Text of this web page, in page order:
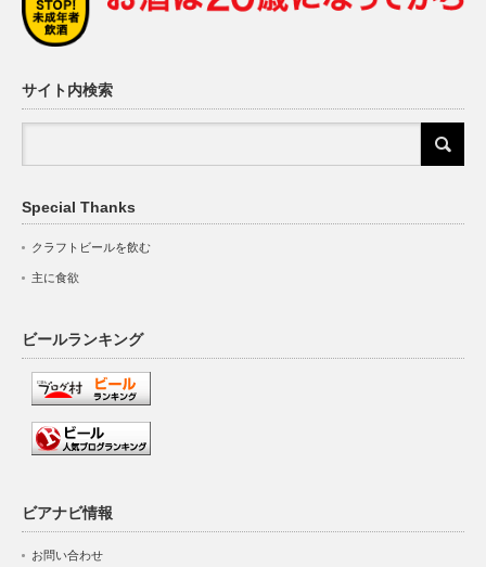
サイト内検索
Special Thanks
クラフトビールを飲む
主に食欲
ビールランキング
ビアナビ情報
お問い合わせ